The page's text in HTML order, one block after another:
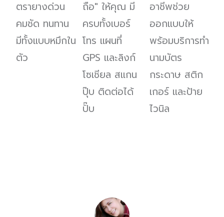
ตรายางด่วน
คมชัด ทนทาน
มีทั้งแบบหมึกใน
ตัว
ถือ" ให้คุณ มี
ครบทั้งเบอร์
โทร แผนที่
GPS และลิงก์
โซเชียล สแกน
ปุ๊บ ติดต่อได้
ปั๊บ
อาชีพช่วย
ออกแบบให้
พร้อมบริการทำ
นามบัตร
กระดาษ สติก
เกอร์ และป้าย
ไวนิล